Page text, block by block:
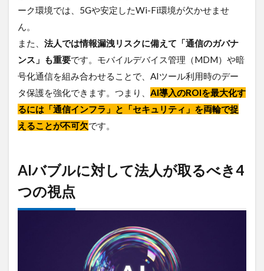
ーク環境では、5Gや安定したWi-Fi環境が欠かせませ
ん。
また、 法人では情報漏洩リスクに備えて「通信のガバナ
ンス」も重要です。モバイルデバイス管理（MDM）や暗
号化通信を組み合わせることで、AIツール利用時のデー
タ保護を強化できます。つまり、 AI導入のROIを最大化す
るには「通信インフラ」と「セキュリティ」を両輪で捉
えることが不可欠です。
AIバブルに対して法人が取るべき4
つの視点